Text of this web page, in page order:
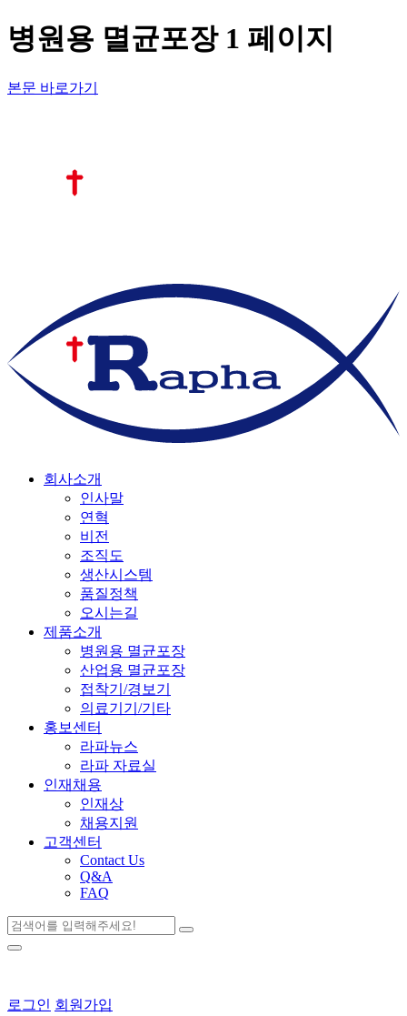
병원용 멸균포장 1 페이지
본문 바로가기
회사소개
인사말
연혁
비전
조직도
생산시스템
품질정책
오시는길
제품소개
병원용 멸균포장
산업용 멸균포장
접착기/경보기
의료기기/기타
홍보센터
라파뉴스
라파 자료실
인재채용
인재상
채용지원
고객센터
Contact Us
Q&A
FAQ
로그인 회원가입